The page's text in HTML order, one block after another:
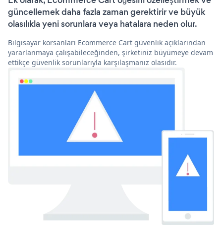
güncellemek daha fazla zaman gerektirir ve büyük
olasılıkla yeni sorunlara veya hatalara neden olur.
Bilgisayar korsanları Ecommerce Cart güvenlik açıklarından
yararlanmaya çalışabileceğinden, şirketiniz büyümeye devam
ettikçe güvenlik sorunlarıyla karşılaşmanız olasıdır.